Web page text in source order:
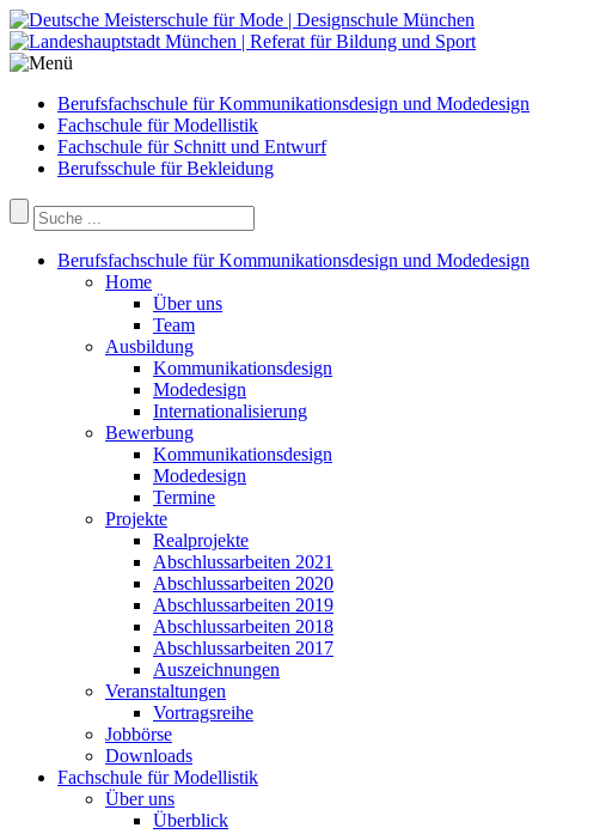
Berufsfachschule für Kommunikationsdesign und Modedesign
Fachschule für Modellistik
Fachschule für Schnitt und Entwurf
Berufsschule für Bekleidung
Berufsfachschule für Kommunikationsdesign und Modedesign
Home
Über uns
Team
Ausbildung
Kommunikationsdesign
Modedesign
Internationalisierung
Bewerbung
Kommunikationsdesign
Modedesign
Termine
Projekte
Realprojekte
Abschlussarbeiten 2021
Abschlussarbeiten 2020
Abschlussarbeiten 2019
Abschlussarbeiten 2018
Abschlussarbeiten 2017
Auszeichnungen
Veranstaltungen
Vortragsreihe
Jobbörse
Downloads
Fachschule für Modellistik
Über uns
Überblick